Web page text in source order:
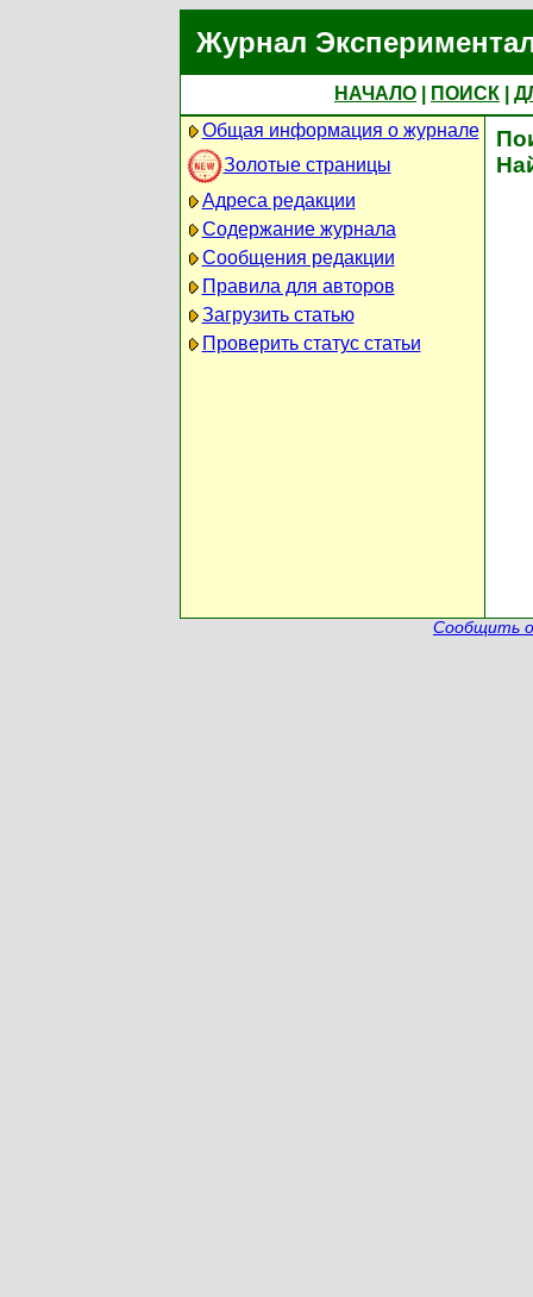
Журнал
НАЧАЛО ПОИСК
Общая информация о журнале
Золотые страницы
Адреса редакции
Содержание журнала
Сообщения редакции
Правила для авторов
Загрузить статью
Проверить статус статьи
Сообщить о